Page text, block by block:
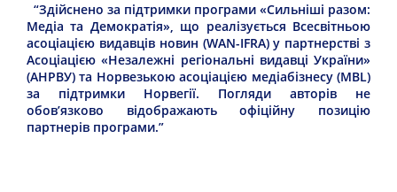
“Здійснено за підтримки програми «Сильніші разом:
Медіа та Демократія», що реалізується Всесвітньою
асоціацією видавців новин (WAN-IFRA) у партнерстві з
Асоціацією «Незалежні регіональні видавці України»
(АНРВУ) та Норвезькою асоціацією медіабізнесу (MBL)
за підтримки Норвегії. Погляди авторів не
обов’язково відображають офіційну позицію
партнерів програми.”